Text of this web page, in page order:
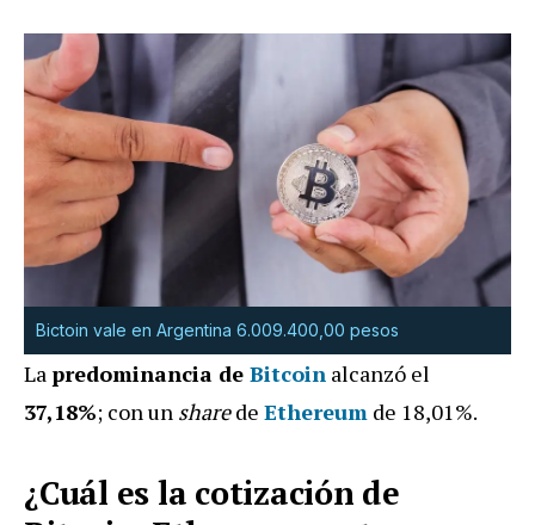
Bictoin vale en Argentina 6.009.400,00 pesos
Lapredominancia de Bitcoin alcanzó el
37,18%; con un sharede Ethereum de 18,01%.
¿Cuál es la cotización de